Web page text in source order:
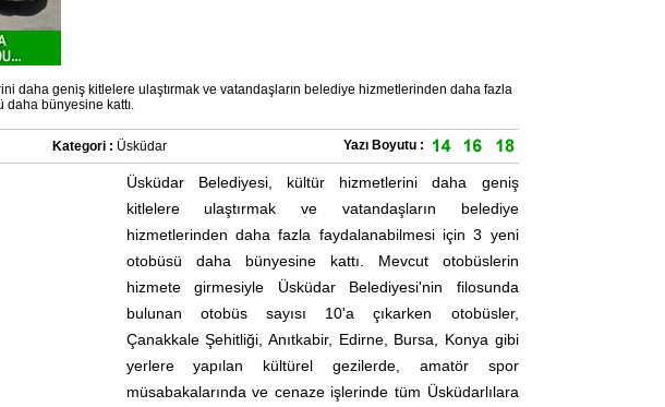
daha geniş kitlelere ulaştırmak ve vatandaşların belediye hizmetlerinden daha fazla
bünyesine kattı.
Kategori : Üsküdar Yazı Boyutu :
Üsküdar Belediyesi, kültür hizmetlerini daha geniş
kitlelere ulaştırmak ve vatandaşların belediye
hizmetlerinden daha fazla faydalanabilmesi için 3 yeni
otobüsü daha bünyesine kattı. Mevcut otobüslerin
hizmete girmesiyle Üsküdar Belediyesi'nin filosunda
bulunan otobüs sayısı 10'a çıkarken otobüsler,
Çanakkale Şehitliği, Anıtkabir, Edirne, Bursa, Konya gibi
yerlere yapılan kültürel gezilerde, amatör spor
müsabakalarında ve cenaze işlerinde tüm Üsküdarlılara